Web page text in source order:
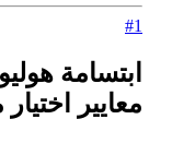
#1
ابتسامة
معايير